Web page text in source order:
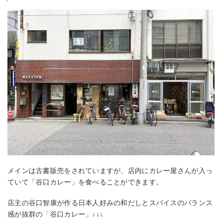
メインは古書販売をされていますが、店内にカレー屋さんが入っ
ていて「谷口カレー」を食べることができます。
店主の谷口智康が作る日本人好みの和だしとスパイスのバランス
感が抜群の「谷口カレー」↓↓↓